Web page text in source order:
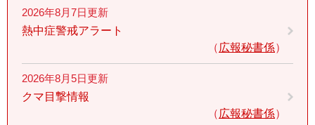
2026年8月7日更新
熱中症警戒アラート
広報秘書係
2026年8月5日更新
クマ目撃情報
広報秘書係